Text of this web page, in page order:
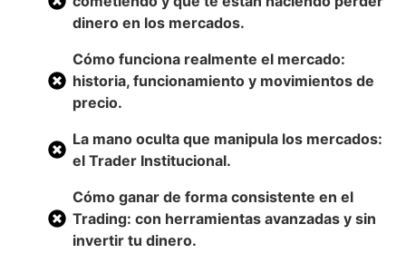
dinero en los mercados.
Cómo funciona realmente el mercado:
historia, funcionamiento y movimientos de
precio.
La mano oculta que manipula los mercados:
el Trader Institucional.
Cómo ganar de forma consistente en el
Trading: con herramientas avanzadas y sin
invertir tu dinero.